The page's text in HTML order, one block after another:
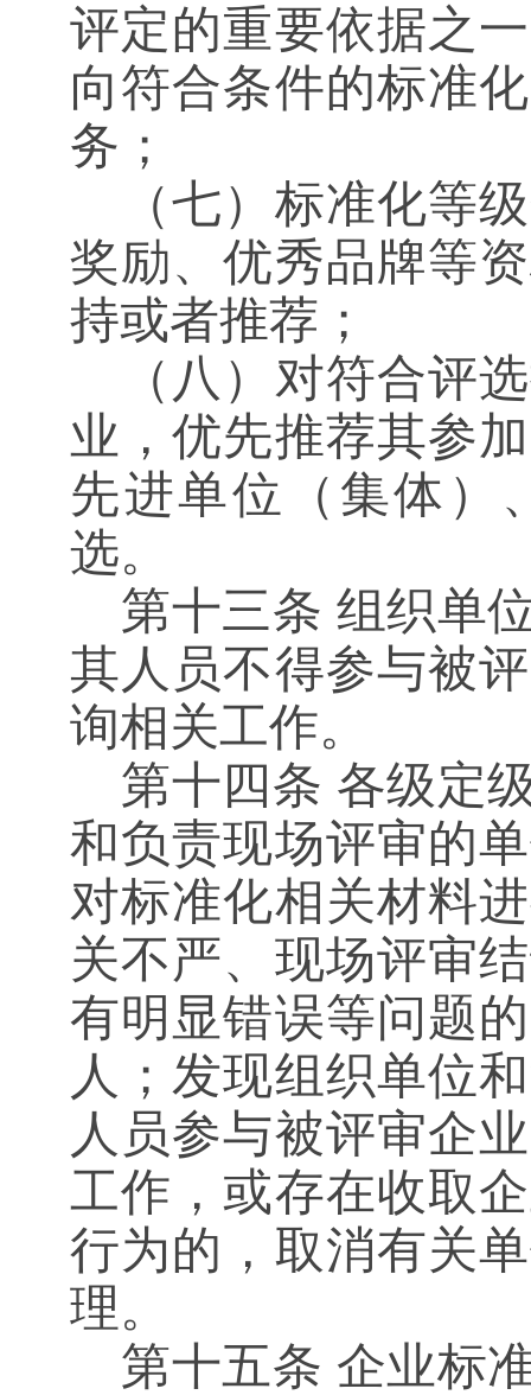
评定的重要依据之
向符合条件的标准
务；
（七）标准化等
奖励、优秀品牌等
持或者推荐；
（八）对符合评
业，优先推荐其参
先进单位（集体）
选。
第十三条 组织单
其人员不得参与被
询相关工作。
第十四条 各级定
和负责现场评审的
对标准化相关材料
关不严、现场评审
有明显错误等问题
人；发现组织单位
人员参与被评审企
工作，或存在收取
行为的，取消有关
理。
第十五条 企业标